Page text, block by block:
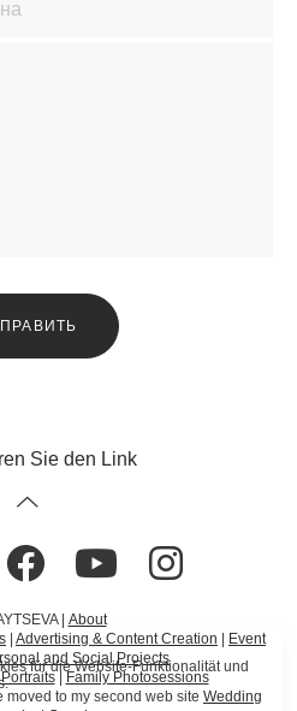
Sie den Link
| About
| Advertising & Content Creation | Event
and Social Projects
|Family Photosessions
to my second web site Wedding
für die Website-Funktionalität und